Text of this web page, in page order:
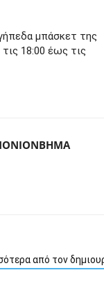
μπάσκετ της
18:00 έως τις
από τον